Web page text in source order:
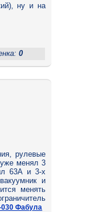
ну и на
0
рулевые
менял 3
63А и 3-х
и
менять
030 Фабула